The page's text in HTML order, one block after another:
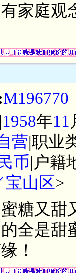
家庭观
M196770
|1958年11
营|职业
币|户籍
宝山区>
糖又
全是甜
！